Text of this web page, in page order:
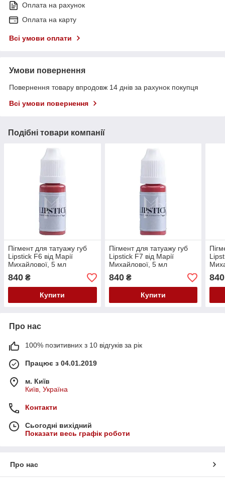
Оплата на рахунок
Оплата на карту
Всі умови оплати
Умови повернення
Повернення товару впродовж 14 днів за рахунок покупця
Всі умови повернення
Подібні товари компанії
Пігмент для татуажу губ
Lipstick F6 від Марії
Михайлової, 5 мл
840 ₴
Купити
Пігмент для татуажу губ
Lipstick F7 від Марії
Михайлової, 5 мл
840₴
Купити
840
Про нас
100% позитивних з 10 відгуків за рік
Працює з 04.01.2019
м. Київ
Київ, Україна
Контакти
Сьогодні вихідний
Показати весь графік роботи
Про нас